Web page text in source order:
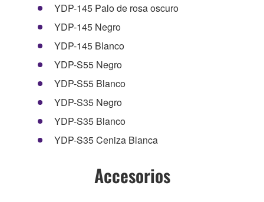
YDP-145 Palo de rosa oscuro
YDP-145 Negro
YDP-145 Blanco
YDP-S55 Negro
YDP-S55 Blanco
YDP-S35 Negro
YDP-S35 Blanco
YDP-S35 Ceniza Blanca
Accesorios